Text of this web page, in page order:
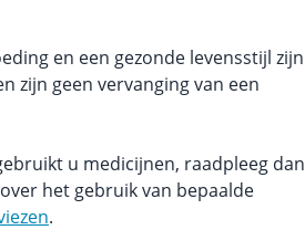
en een gezonde levensstijl zijn
zijn geen vervanging van een
u medicijnen, raadpleeg dan
het gebruik van bepaalde
.